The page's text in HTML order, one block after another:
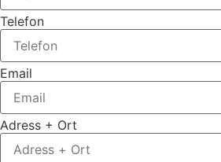
Telefon
Email
Adress + Ort